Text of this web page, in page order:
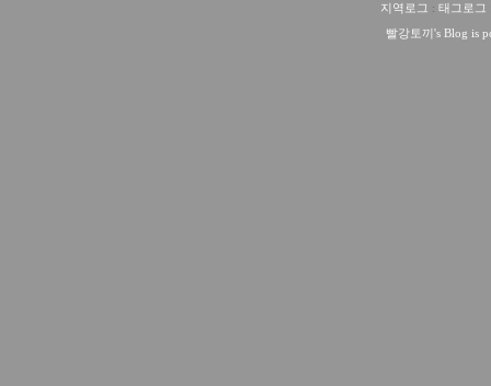
지역로그 : 태그로그
빨강토끼's Blog is